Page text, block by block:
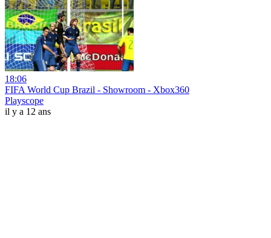
18:06
FIFA World Cup Brazil - Showroom - Xbox360
Playscope
il y a 12 ans